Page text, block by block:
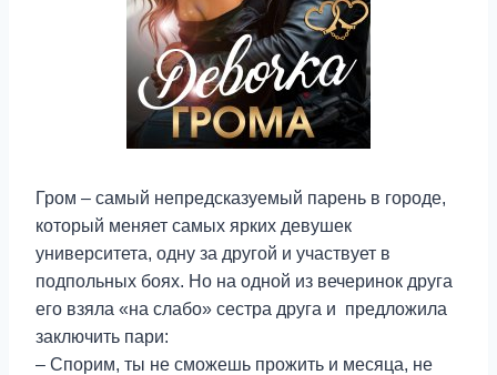
Гром – самый непредсказуемый парень в городе,
который меняет самых ярких девушек
университета, одну за другой и участвует в
подпольных боях. Но на одной из вечеринок друга
его взяла «на слабо» сестра друга и предложила
заключить пари:
– Спорим, ты не сможешь прожить и месяца, не